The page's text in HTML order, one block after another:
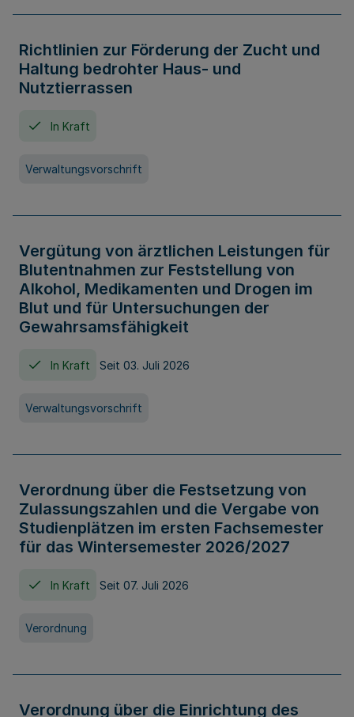
Richtlinien zur Förderung der Zucht und
Haltung bedrohter Haus- und
Nutztierrassen
In Kraft
Verwaltungsvorschrift
Vergütung von ärztlichen Leistungen für
Blutentnahmen zur Feststellung von
Alkohol, Medikamenten und Drogen im
Blut und für Untersuchungen der
Gewahrsamsfähigkeit
In Kraft Seit 03. Juli 2026
Verwaltungsvorschrift
Verordnung über die Festsetzung von
Zulassungszahlen und die Vergabe von
Studienplätzen im ersten Fachsemester
für das Wintersemester 2026/2027
In Kraft Seit 07. Juli 2026
Verordnung
Verordnung über die Einrichtung des